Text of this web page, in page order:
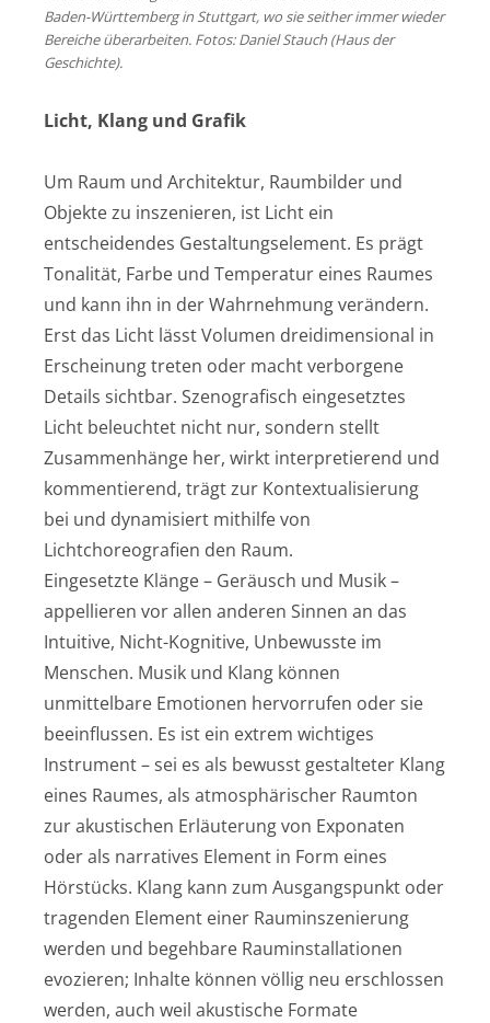
Baden-Württemberg in Stuttgart, wo sie seither immer wieder
Bereiche überarbeiten. Fotos: Daniel Stauch (Haus der
Geschichte).
Licht, Klang und Grafik
Um Raum und Architektur, Raumbilder und
Objekte zu inszenieren, ist Licht ein
entscheidendes Gestaltungselement. Es prägt
Tonalität, Farbe und Temperatur eines Raumes
und kann ihn in der Wahrnehmung verändern.
Erst das Licht lässt Volumen dreidimensional in
Erscheinung treten oder macht verborgene
Details sichtbar. Szenografisch eingesetztes
Licht beleuchtet nicht nur, sondern stellt
Zusammenhänge her, wirkt interpretierend und
kommentierend, trägt zur Kontextualisierung
bei und dynamisiert mithilfe von
Lichtchoreografien den Raum.
Eingesetzte Klänge – Geräusch und Musik –
appellieren vor allen anderen Sinnen an das
Intuitive, Nicht-Kognitive, Unbewusste im
Menschen. Musik und Klang können
unmittelbare Emotionen hervorrufen oder sie
beeinflussen. Es ist ein extrem wichtiges
Instrument – sei es als bewusst gestalteter Klang
eines Raumes, als atmosphärischer Raumton
zur akustischen Erläuterung von Exponaten
oder als narratives Element in Form eines
Hörstücks. Klang kann zum Ausgangspunkt oder
tragenden Element einer Rauminszenierung
werden und begehbare Rauminstallationen
evozieren; Inhalte können völlig neu erschlossen
werden, auch weil akustische Formate